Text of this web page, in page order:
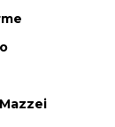
Mazzei